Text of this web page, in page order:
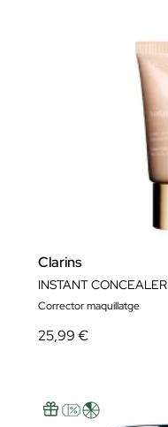
Clarins
INSTANT CONCEALER
Corrector maquillatge
25,99 €